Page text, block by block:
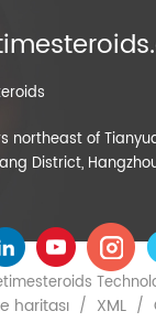
northeast of
District,
haritası / XML /